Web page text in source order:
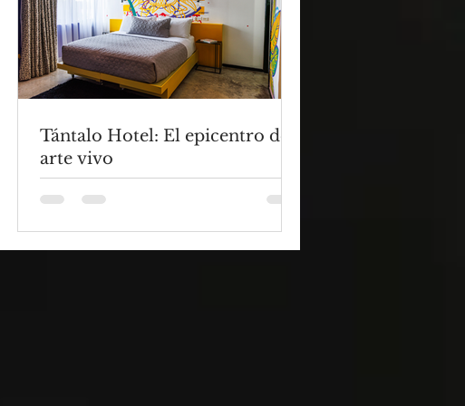
Tántalo Hotel: El epicentro del
arte vivo